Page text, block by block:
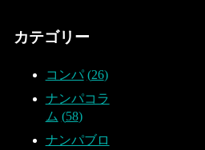
カテゴリー
コンパ 26
ナンパコラ
ム
58
ナンパブロ